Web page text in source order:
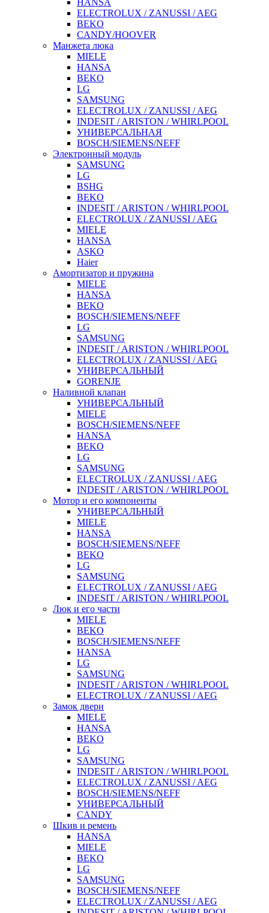
HANSA
ELECTROLUX / ZANUSSI / AEG
BEKO
CANDY/HOOVER
Манжета люка
MIELE
HANSA
BEKO
LG
SAMSUNG
ELECTROLUX / ZANUSSI / AEG
INDESIT / ARISTON / WHIRLPOOL
УНИВЕРСАЛЬНАЯ
BOSCH/SIEMENS/NEFF
Электронный модуль
SAMSUNG
LG
BSHG
BEKO
INDESIT / ARISTON / WHIRLPOOL
ELECTROLUX / ZANUSSI / AEG
MIELE
HANSA
ASKO
Haier
Амортизатор и пружина
MIELE
HANSA
BEKO
BOSCH/SIEMENS/NEFF
LG
SAMSUNG
INDESIT / ARISTON / WHIRLPOOL
ELECTROLUX / ZANUSSI / AEG
УНИВЕРСАЛЬНЫЙ
GORENJE
Наливной клапан
УНИВЕРСАЛЬНЫЙ
MIELE
BOSCH/SIEMENS/NEFF
HANSA
BEKO
LG
SAMSUNG
ELECTROLUX / ZANUSSI / AEG
INDESIT / ARISTON / WHIRLPOOL
Мотор и его компоненты
УНИВЕРСАЛЬНЫЙ
MIELE
HANSA
BOSCH/SIEMENS/NEFF
BEKO
LG
SAMSUNG
ELECTROLUX / ZANUSSI / AEG
INDESIT / ARISTON / WHIRLPOOL
Люк и его части
MIELE
BEKO
BOSCH/SIEMENS/NEFF
HANSA
LG
SAMSUNG
INDESIT / ARISTON / WHIRLPOOL
ELECTROLUX / ZANUSSI / AEG
Замок двери
MIELE
HANSA
BEKO
LG
SAMSUNG
INDESIT / ARISTON / WHIRLPOOL
ELECTROLUX / ZANUSSI / AEG
BOSCH/SIEMENS/NEFF
УНИВЕРСАЛЬНЫЙ
CANDY
Шкив и ремень
HANSA
MIELE
BEKO
LG
SAMSUNG
BOSCH/SIEMENS/NEFF
ELECTROLUX / ZANUSSI / AEG